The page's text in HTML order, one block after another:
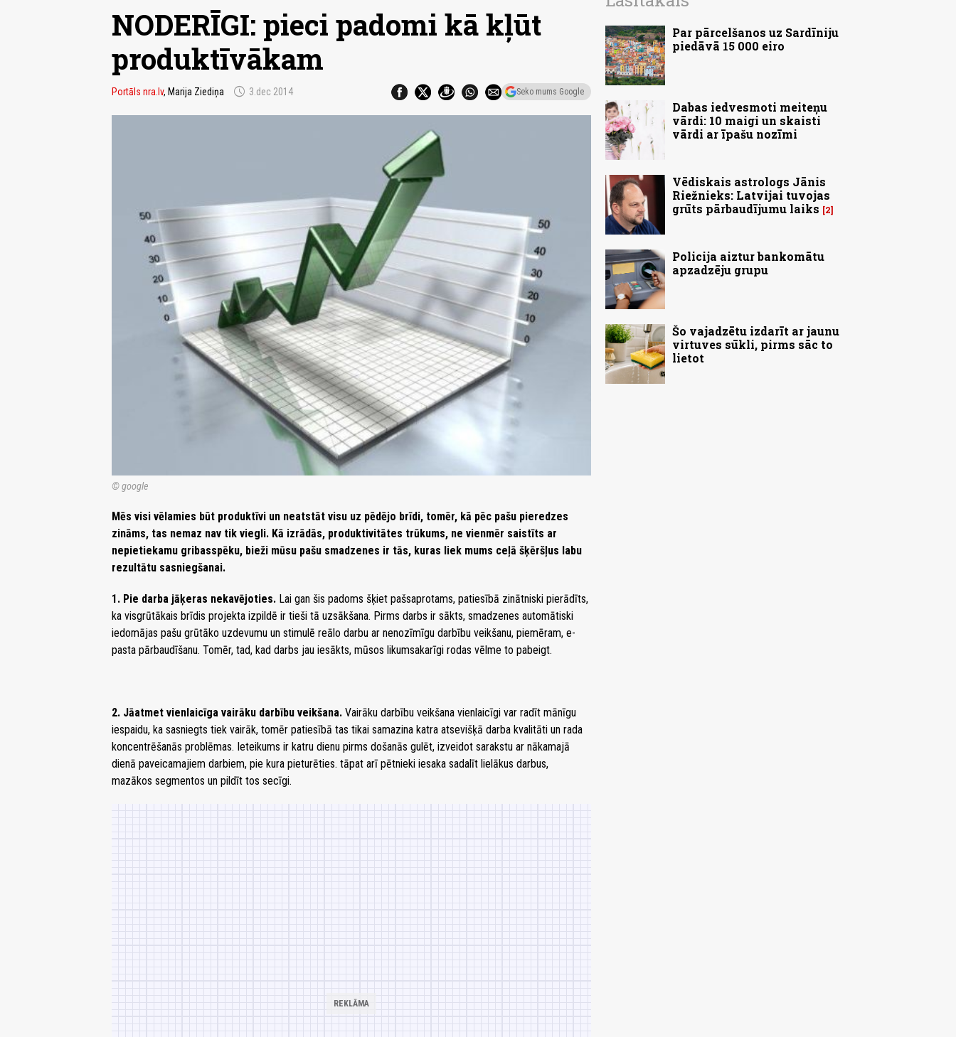
NODERĪGI: pieci padomi kā kļūt
produktīvākam
Portāls nra.lv, Marija Ziediņa schedule 3.dec 2014 Seko mums Google
© google
Mēs visi vēlamies būt produktīvi un neatstāt visu uz pēdējo brīdi, tomēr, kā pēc pašu pieredzes
zināms, tas nemaz nav tik viegli. Kā izrādās, produktivitātes trūkums, ne vienmēr saistīts ar
nepietiekamu gribasspēku, bieži mūsu pašu smadzenes ir tās, kuras liek mums ceļā šķēršļus labu
rezultātu sasniegšanai.
1. Pie darba jāķeras nekavējoties. Lai gan šis padoms šķiet pašsaprotams, patiesībā zinātniski pierādīts,
ka visgrūtākais brīdis projekta izpildē ir tieši tā uzsākšana. Pirms darbs ir sākts, smadzenes automātiski
iedomājas pašu grūtāko uzdevumu un stimulē reālo darbu ar nenozīmīgu darbību veikšanu, piemēram, e-
pasta pārbaudīšanu. Tomēr, tad, kad darbs jau iesākts, mūsos likumsakarīgi rodas vēlme to pabeigt.
2. Jāatmet vienlaicīga vairāku darbību veikšana. Vairāku darbību veikšana vienlaicīgi var radīt mānīgu
iespaidu, ka sasniegts tiek vairāk, tomēr patiesībā tas tikai samazina katra atsevišķā darba kvalitāti un rada
koncentrēšanās problēmas. Ieteikums ir katru dienu pirms došanās gulēt, izveidot sarakstu ar nākamajā
dienā paveicamajiem darbiem, pie kura pieturēties. tāpat arī pētnieki iesaka sadalīt lielākus darbus,
mazākos segmentos un pildīt tos secīgi.
Par pārcelšanos uz Sardīniju
piedāvā 15 000 eiro
Dabas iedvesmoti meiteņu
vārdi: 10 maigi un skaisti
vārdi ar īpašu nozīmi
Vēdiskais astrologs Jānis
Riežnieks: Latvijai tuvojas
grūts pārbaudījumu laiks
2
Policija aiztur bankomātu
apzadzēju grupu
Šo vajadzētu izdarīt ar jaunu
virtuves sūkli, pirms sāc to
lietot